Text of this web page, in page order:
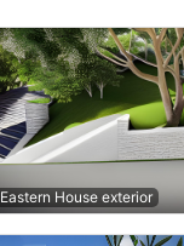
Eastern House exterior